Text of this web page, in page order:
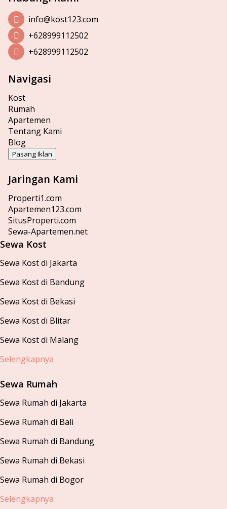
info@kost123.com
+628999112502
+628999112502
Navigasi
Kost
Rumah
Apartemen
Tentang Kami
Blog
Pasang Iklan
Jaringan Kami
Properti1.com
Apartemen123.com
SitusProperti.com
Sewa-Apartemen.net
Sewa Kost
Sewa Kost di Jakarta
Sewa Kost di Bandung
Sewa Kost di Bekasi
Sewa Kost di Blitar
Sewa Kost di Malang
Selengkapnya
Sewa Rumah
Sewa Rumah di Jakarta
Sewa Rumah di Bali
Sewa Rumah di Bandung
Sewa Rumah di Bekasi
Sewa Rumah di Bogor
Selengkapnya